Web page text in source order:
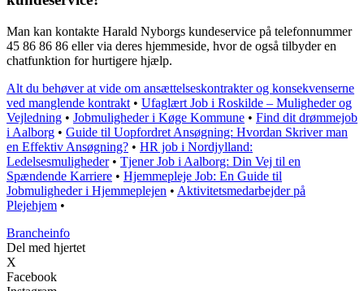
Man kan kontakte Harald Nyborgs kundeservice på telefonnummer
45 86 86 86 eller via deres hjemmeside, hvor de også tilbyder en
chatfunktion for hurtigere hjælp.
Alt du behøver at vide om ansættelseskontrakter og konsekvenserne
ved manglende kontrakt • Ufaglært Job i Roskilde – Muligheder og
Vejledning • Jobmuligheder i Køge Kommune • Find dit drømmejob
i Aalborg • Guide til Uopfordret Ansøgning: Hvordan Skriver man
en Effektiv Ansøgning? • HR job i Nordjylland:
Ledelsesmuligheder• Tjener Job i Aalborg: Din Vej til en
Spændende Karriere • Hjemmepleje Job: En Guide til
Jobmuligheder i Hjemmeplejen • Aktivitetsmedarbejder på
Plejehjem •
Brancheinfo
Del med hjertet
X
Facebook